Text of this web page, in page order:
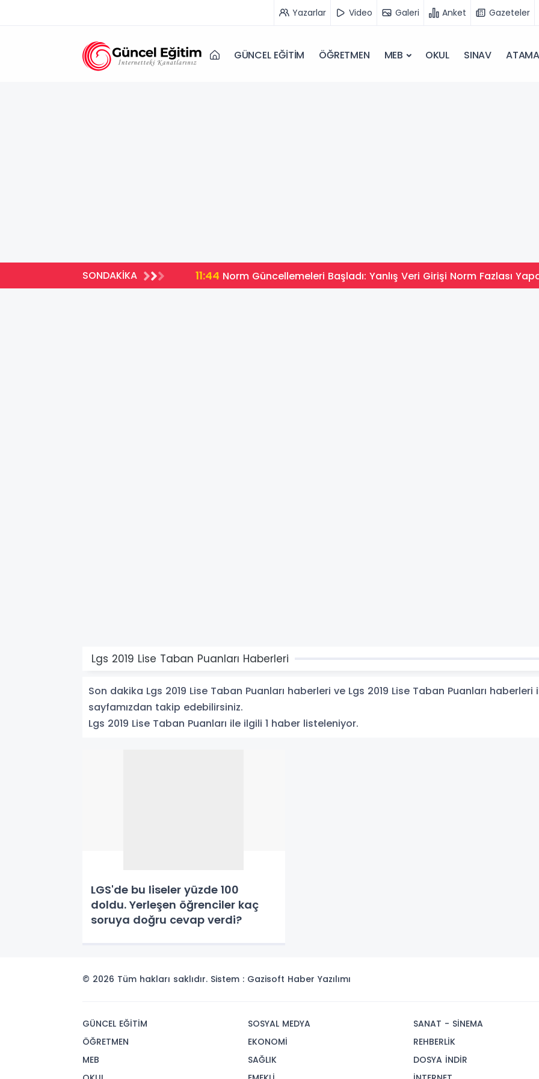
Yazarlar Video Galeri Anket Gazeteler
GÜNCEL EĞİTİM ÖĞRETMEN MEB OKUL SINAV ATAMA
SONDAKİKA 11:44 Norm Güncellemeleri Başladı: Yanlış Veri Girişi Norm Fazlası
Lgs 2019 Lise Taban Puanları Haberleri
Son dakika Lgs 2019 Lise Taban Puanları haberleri ve Lgs 2019 Lise Taban Puanları
sayfamızdan takip edebilirsiniz.
Lgs 2019 Lise Taban Puanları ile ilgili 1 haber listeleniyor.
LGS'de bu liseler yüzde 100
doldu. Yerleşen öğrenciler kaç
soruya doğru cevap verdi?
© 2026 Tüm hakları saklıdır. Sistem : Gazisoft Haber Yazılımı
GÜNCEL EĞİTİM
ÖĞRETMEN
MEB
SOSYAL MEDYA
EKONOMİ
SAĞLIK
SANAT - SİNEMA
REHBERLİK
DOSYA İNDİR